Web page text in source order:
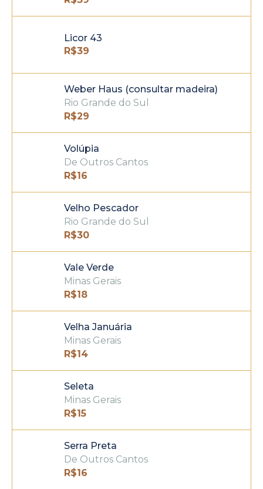
Licor 43
R$39
Weber Haus (consultar madeira)
Rio Grande do Sul
R$29
Volúpia
De Outros Cantos
R$16
Velho Pescador
Rio Grande do Sul
R$30
Vale Verde
Minas Gerais
R$18
Velha Januária
Minas Gerais
R$14
Seleta
Minas Gerais
R$15
Serra Preta
De Outros Cantos
R$16